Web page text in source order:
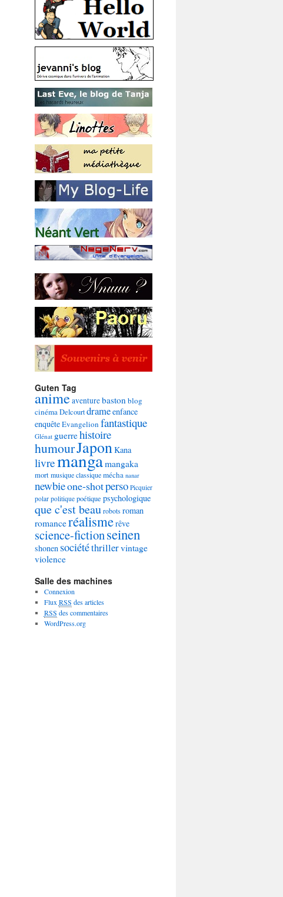
Guten Tag
animeaventurebaston blog
cinémaDelcourtdrameenfance
enquêteEvangelion fantastique
Glénat guerrehistoire
humourJapon Kana
livremangamangaka
mortmusique classiquemécha nanar
newbieone-shotperso Picquier
polar politique poétique psychologique
que c'est beaurobotsroman
romanceréalismerêve
science-fictionseinen
shonen sociététhrillervintage
violence
Salle des machines
Connexion
Flux RSS des articles
RSS des commentaires
WordPress.org